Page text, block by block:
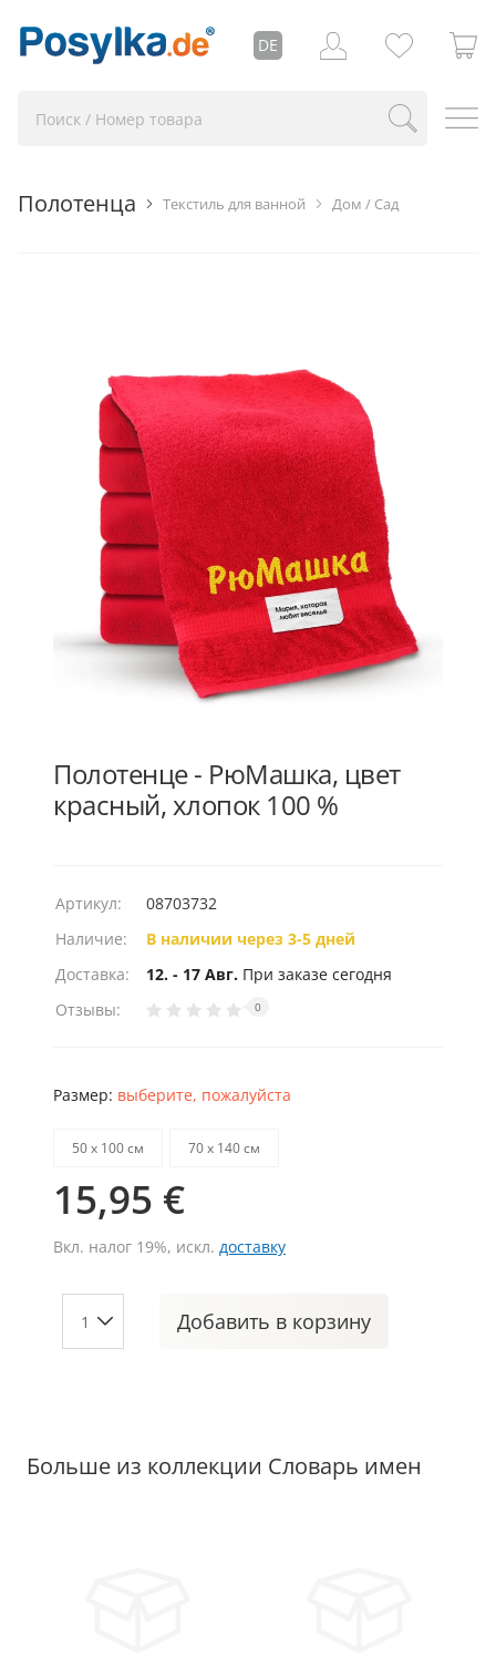
DE
Дом / Сад
Текстиль для ванной
Полотенца
Полотенце - РюМашка, цвет
красный, хлопок 100 %
Артикул:
08703732
Наличие:
В наличии через 3-5 дней
Доставка:
12. - 17 Авг. При заказе сегодня
Отзывы:
0
Размер: выберите, пожалуйста
50 х 100 см 70 х 140 см
15,95 €
Вкл. налог 19%, искл. доставку
Добавить в корзину
Больше из коллекции Словарь имен